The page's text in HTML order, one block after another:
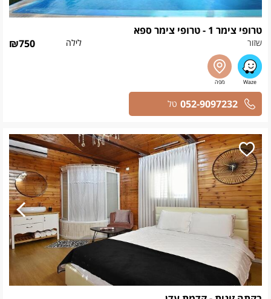
טרופי צימר 1 - טרופי צימר ספא
שזור לילה ₪750
052-9097232 טל